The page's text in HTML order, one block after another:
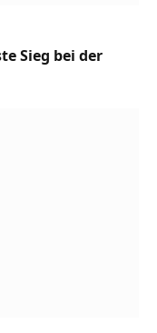
Sieg bei der